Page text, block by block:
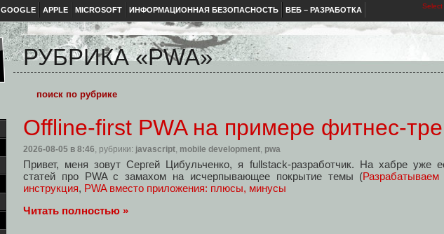
GOOGLE APPLE MICROSOFT ИНФОРМАЦИОННАЯ БЕЗОПАСНОСТЬ ВЕБ – РАЗРАБОТКА
РУБРИКА «PWA»
Offline‑first PWA на примере
2026-08-05 в 8:46 , рубрики: javascript mobile development pwa
Привет, меня зовут Сергей Цибульченко, я fullstack‑разработчик. На хабре уже
статей про PWA с замахом на исчерпывающее покрытие темы (
инструкция, PWA вместо приложения: плюсы, минусы
Читать полностью »